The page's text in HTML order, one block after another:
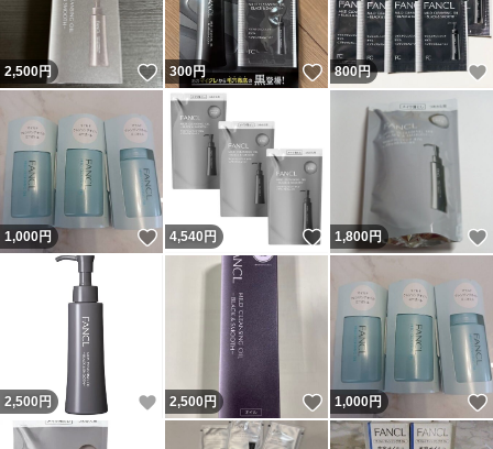
2,500円 いいね！
300円 いいね！
800円
1,000円 いいね！
4,540 円 いいね！
1,800円
2,500 円 いいね！
2,500円 いいね！
1,000円